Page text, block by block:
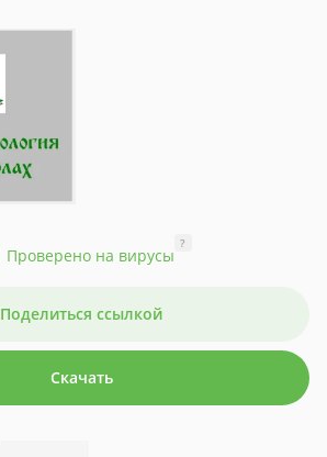
Проверено на вирусы
?
Поделиться ссылкой
Скачать